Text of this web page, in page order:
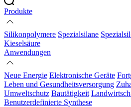
Produkte
Silikonpolymere Spezialsilane
Kieselsäure
Anwendungen
Neue Energie Elektronische Geräte
Leben und Gesundheitsversorgung
Umweltschutz Bautätigkeit
Benutzerdefinierte Synthese